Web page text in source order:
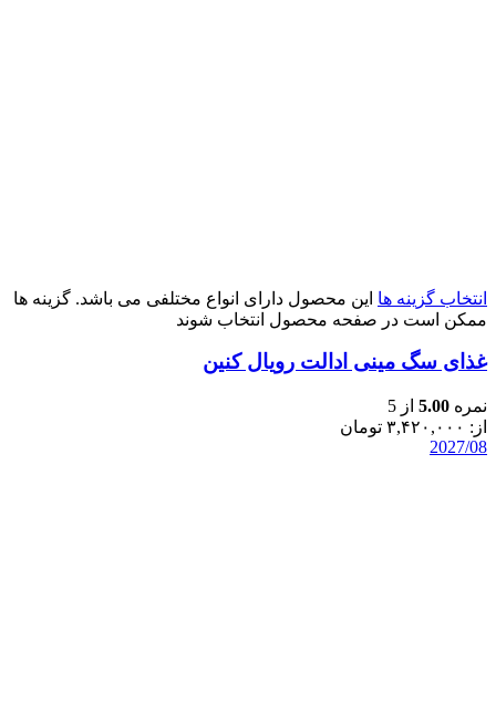
انتخاب گزینه ها این محصول دارای انواع مختلفی می باشد. گزینه ها
ممکن است در صفحه محصول انتخاب شوند
غذای سگ مینی ادالت رویال کنین
نمره 5.00 از 5
از: ۳,۴۲۰,۰۰۰ تومان
2027/08